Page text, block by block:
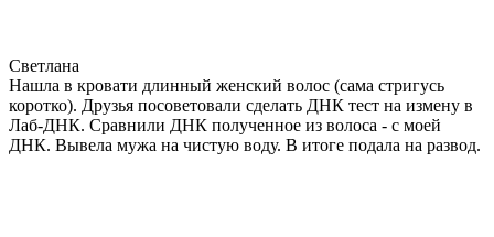
Светлана
Нашла в кровати длинный женский волос (сама стригусь
коротко). Друзья посоветовали сделать ДНК тест на измену в
Лаб-ДНК. Сравнили ДНК полученное из волоса - с моей
ДНК. Вывела мужа на чистую воду. В итоге подала на развод.